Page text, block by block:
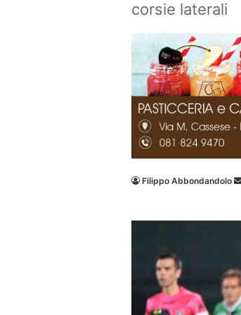
corsie laterali
Filippo Abbondandolo